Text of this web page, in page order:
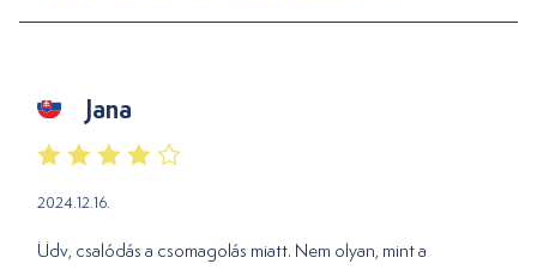
Jana
2024.12.16.
Üdv, csalódás a csomagolás miatt. Nem olyan, mint a